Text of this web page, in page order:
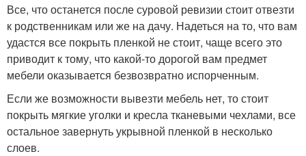
Все, что останется после суровой ревизии стоит отвезти
к родственникам или же на дачу. Надеться на то, что вам
удастся все покрыть пленкой не стоит, чаще всего это
приводит к тому, что какой-то дорогой вам предмет
мебели оказывается безвозвратно испорченным.
Если же возможности вывезти мебель нет, то стоит
покрыть мягкие уголки и кресла тканевыми чехлами, все
остальное завернуть укрывной пленкой в несколько
слоев.